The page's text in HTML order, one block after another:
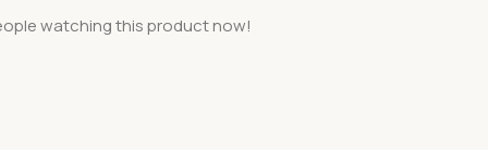
watching this product now!